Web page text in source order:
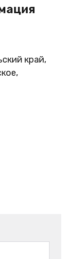
край,